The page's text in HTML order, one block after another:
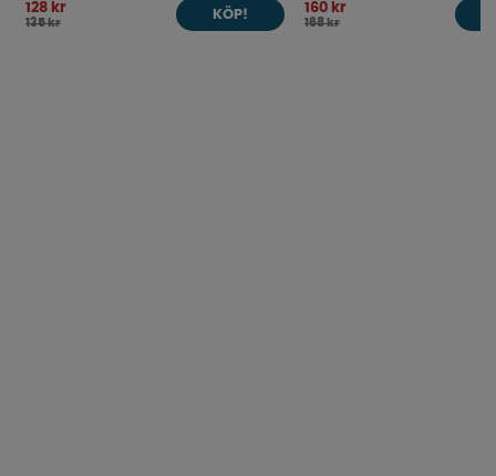
128 kr
135 kr
KÖP! 160 kr
168 kr